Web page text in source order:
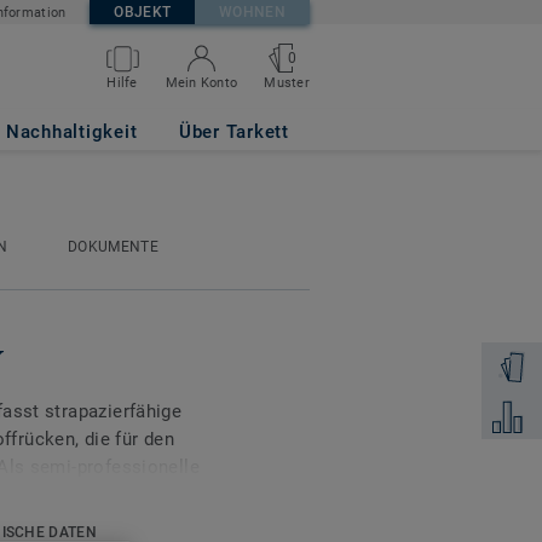
OBJEKT WOHNEN
Hilfe Mein Konto
0
Muster
Nachhaltigkeit Über Tarkett
Zum
DOKUMENTE
strapazierfähige
die für den
DATEN